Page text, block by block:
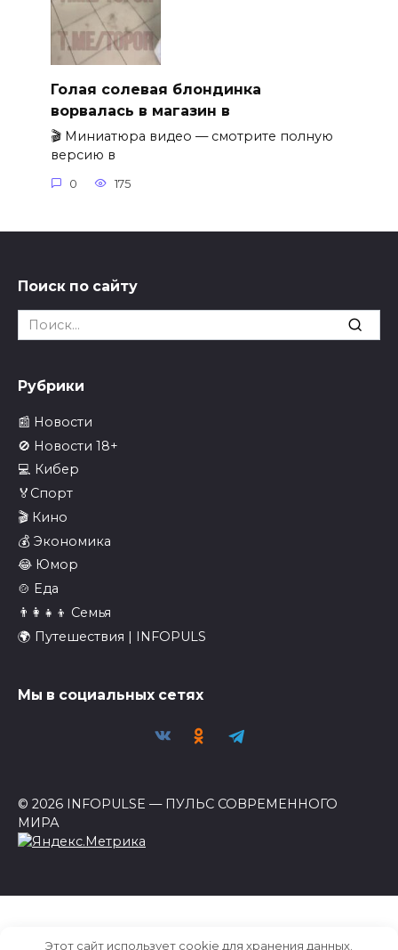
Голая солевая блондинка
ворвалась в магазин в
🎬 Миниатюра видео — смотрите полную
версию в
0 175
Поиск по сайту
Search
for:
Рубрики
📰 Новости
🚫 Новости 18+
💻 Кибер
🏅Спорт
🎬 Кино
💰 Экономика
😂 Юмор
🍲 Еда
👨‍👩‍👧‍👦 Семья
🌍 Путешествия | INFOPULS
Мы в социальных сетях
© 2026 INFOPULSE — ПУЛЬС СОВРЕМЕННОГО
МИРА
Этот сайт использует cookie для хранения данных.